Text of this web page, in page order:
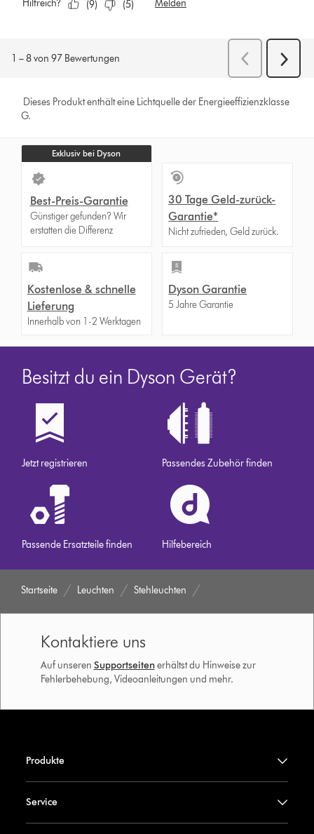
Dieses Produkt enthält eine Lichtquelle der Energieeffizienzklasse
G.
Exklusiv bei Dyson
Best-Preis-Garantie
Günstiger gefunden? Wir
erstatten die Differenz
30 Tage Geld-zurück-
Garantie*
Nicht zufrieden, Geld zurück.
Kostenlose & schnelle
Lieferung
Innerhalb von 1-2 Werktagen
Dyson Garantie
5 Jahre Garantie
Besitzt du ein Dyson Gerät?
Jetzt registrieren Passendes Zubehör finden
Passende Ersatzteile finden Hilfebereich
Startseite Leuchten Stehleuchten
Kontaktiere uns
Auf unseren Supportseiten erhältst du Hinweise zur
Fehlerbehebung, Videoanleitungen und mehr.
Produkte
Service